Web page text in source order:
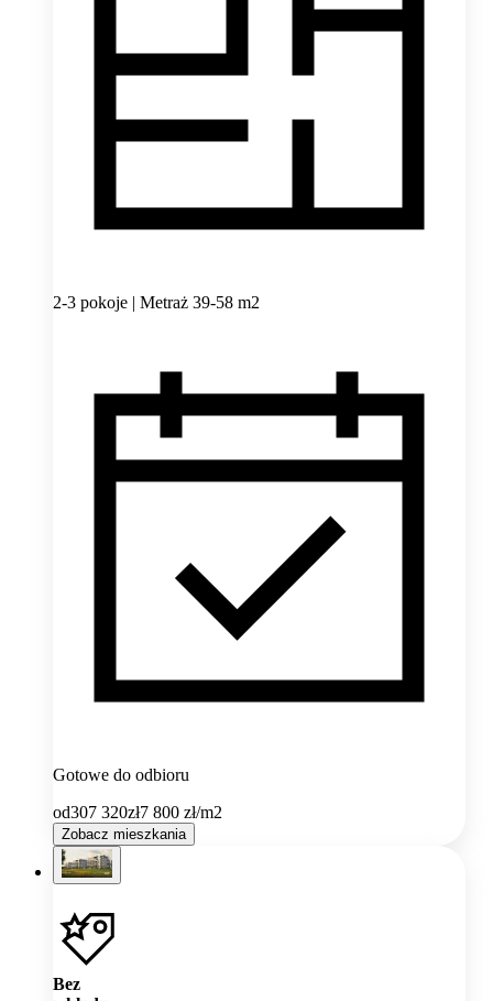
2-3 pokoje | Metraż 39-58 m2
Gotowe do odbioru
od307 320zł7 800 zł/m2
Zobacz mieszkania
Bez